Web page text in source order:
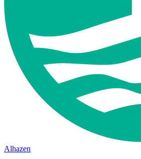
Alhazen